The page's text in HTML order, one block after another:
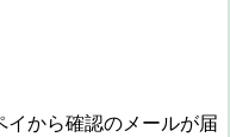
から確認のメールが届